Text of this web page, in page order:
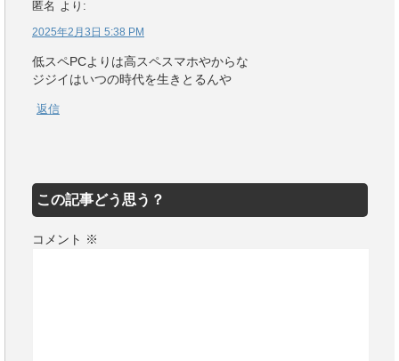
匿名 より:
2025年2月3日 5:38 PM
低スペPCよりは高スペスマホやからな
ジジイはいつの時代を生きとるんや
返信
この記事どう思う？
コメント ※